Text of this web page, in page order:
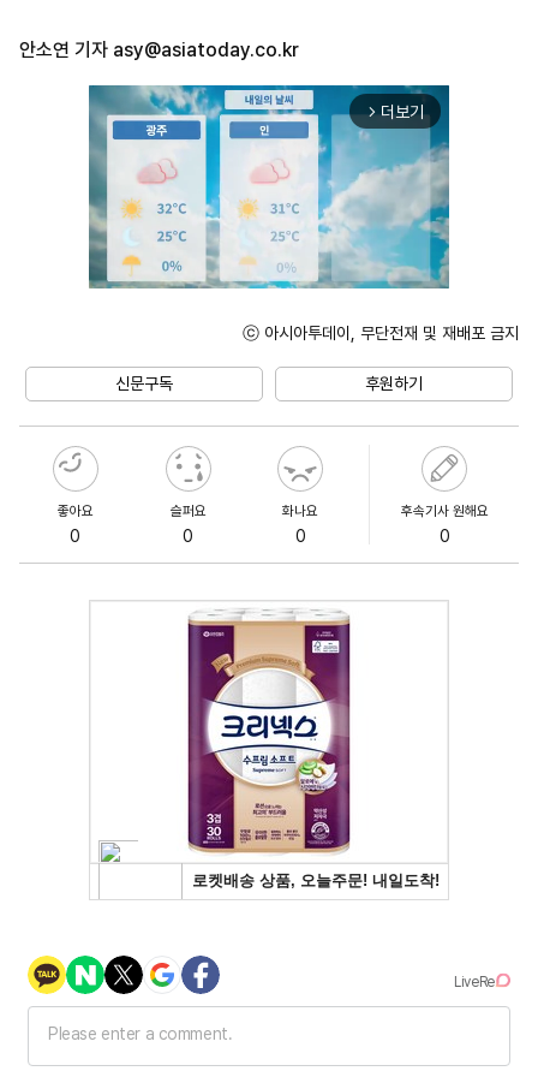
안소연 기자 asy@asiatoday.co.kr
arrow_forward_ios 더보기
ⓒ 아시아투데이, 무단전재 및 재배포 금지
신문구독 후원하기
좋아요
0
슬퍼요
0
화나요
0
후속기사 원해요
0